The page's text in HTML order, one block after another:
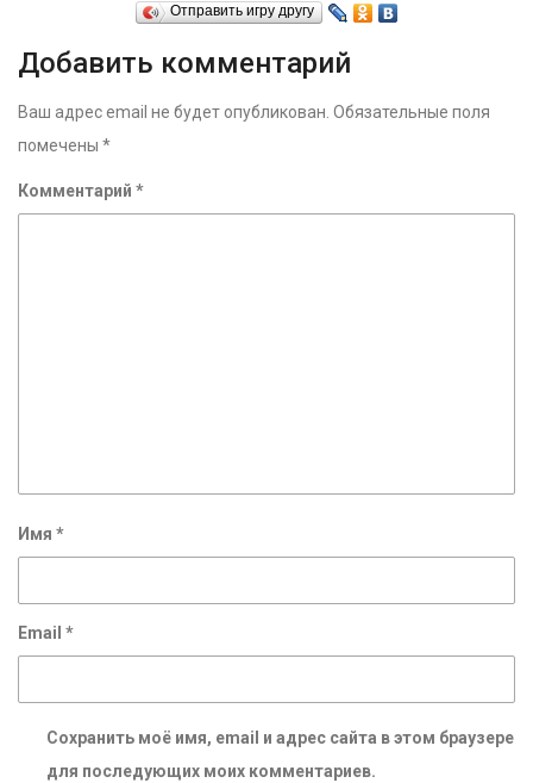
Отправить игру другу
Добавить комментарий
Ваш адрес email не будет опубликован. Обязательные поля
помечены *
Комментарий *
Имя *
Email *
Сохранить моё имя, email и адрес сайта в этом браузере
для последующих моих комментариев.